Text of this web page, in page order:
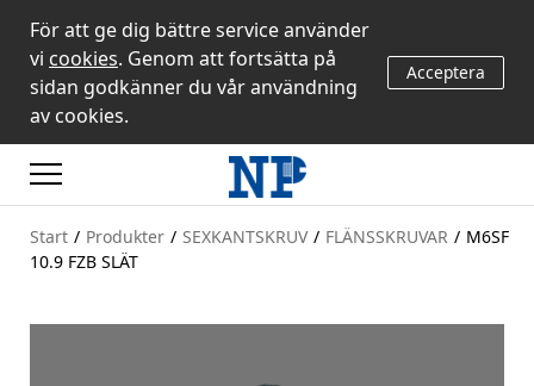
För att ge dig bättre service använder
vi cookies. Genom att fortsätta på
sidan godkänner du vår användning
av cookies.
Acceptera
Start / Produkter / SEXKANTSKRUV / FLÄNSSKRUVAR / M6SF
10.9 FZB SLÄT